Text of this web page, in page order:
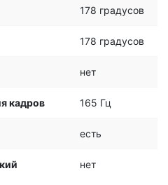
178 градусов
178 градусов
нет
кадров 165 Гц
есть
нет